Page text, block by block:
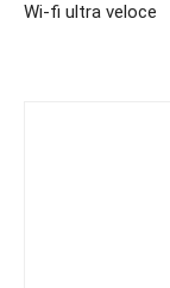
Wi-fi ultra veloce